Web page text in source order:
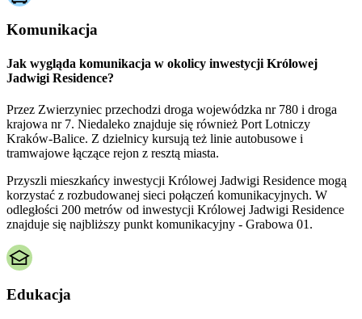
Komunikacja
Jak wygląda komunikacja w okolicy inwestycji Królowej
Jadwigi Residence?
Przez Zwierzyniec przechodzi droga wojewódzka nr 780 i droga
krajowa nr 7. Niedaleko znajduje się również Port Lotniczy
Kraków-Balice. Z dzielnicy kursują też linie autobusowe i
tramwajowe łączące rejon z resztą miasta.
Przyszli mieszkańcy inwestycji Królowej Jadwigi Residence mogą
korzystać z rozbudowanej sieci połączeń komunikacyjnych. W
odległości 200 metrów od inwestycji Królowej Jadwigi Residence
znajduje się najbliższy punkt komunikacyjny - Grabowa 01.
Edukacja